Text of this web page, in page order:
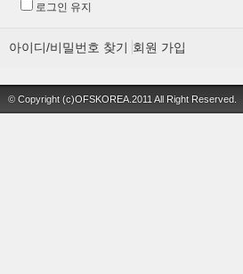
로그인 유지
아이디/비밀번호 찾기 회원 가입
© Copyright (c)OFSKOREA.2011 All Right Reserved.